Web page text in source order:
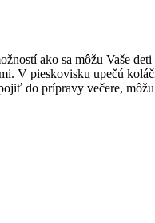
ako sa môžu Vaše
V pieskovisku upečú
do prípravy večere,